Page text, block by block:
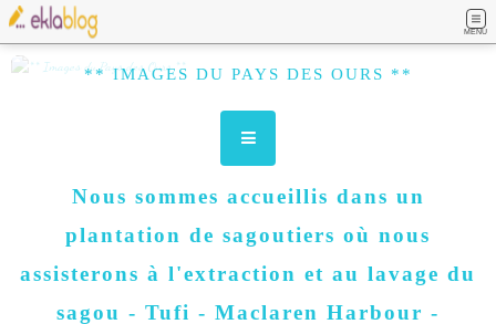
MENU
** IMAGES DU PAYS DES OURS **
Nous sommes accueillis dans un
plantation de sagoutiers où nous
assisterons à l'extraction et au lavage du
sagou - Tufi - Maclaren Harbour -